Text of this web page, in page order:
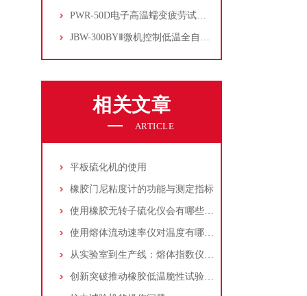
PWR-50D电子高温蠕变疲劳试验机
JBW-300BYⅡ微机控制低温全自动冲击试验机
相关文章
ARTICLE
平板硫化机的使用
橡胶门尼粘度计的功能与测定指标
使用橡胶无转子硫化仪会有哪些优势？
使用熔体流动速率仪对温度有哪些要求
从实验室到生产线：熔体指数仪如何重塑材料研发逻辑
创新突破推动橡胶低温脆性试验机市场发展